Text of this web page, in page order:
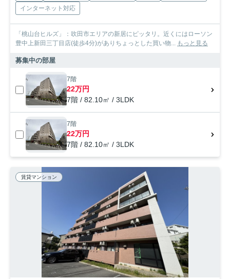
インターネット対応
「桃山台ヒルズ」：吹田市エリアの新居にピッタリ。近くにはローソン
豊中上新田三丁目店(徒歩4分)がありちょっとした買い物... もっと見る
募集中の部屋
7階
22万円
7階 / 82.10㎡ / 3LDK
7階
22万円
7階 / 82.10㎡ / 3LDK
賃貸マンション